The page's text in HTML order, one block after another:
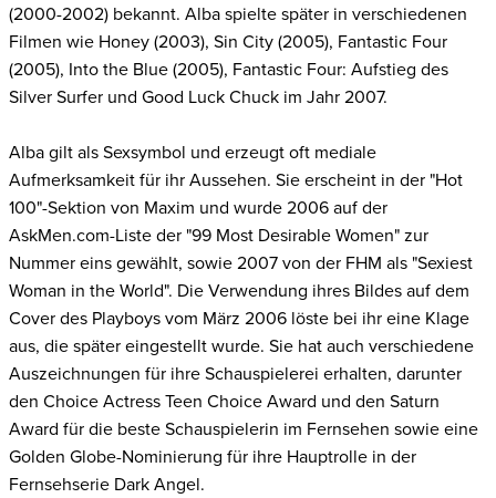
(2000-2002) bekannt. Alba spielte später in verschiedenen
Filmen wie Honey (2003), Sin City (2005), Fantastic Four
(2005), Into the Blue (2005), Fantastic Four: Aufstieg des
Silver Surfer und Good Luck Chuck im Jahr 2007.
Alba gilt als Sexsymbol und erzeugt oft mediale
Aufmerksamkeit für ihr Aussehen. Sie erscheint in der "Hot
100"-Sektion von Maxim und wurde 2006 auf der
AskMen.com-Liste der "99 Most Desirable Women" zur
Nummer eins gewählt, sowie 2007 von der FHM als "Sexiest
Woman in the World". Die Verwendung ihres Bildes auf dem
Cover des Playboys vom März 2006 löste bei ihr eine Klage
aus, die später eingestellt wurde. Sie hat auch verschiedene
Auszeichnungen für ihre Schauspielerei erhalten, darunter
den Choice Actress Teen Choice Award und den Saturn
Award für die beste Schauspielerin im Fernsehen sowie eine
Golden Globe-Nominierung für ihre Hauptrolle in der
Fernsehserie Dark Angel.